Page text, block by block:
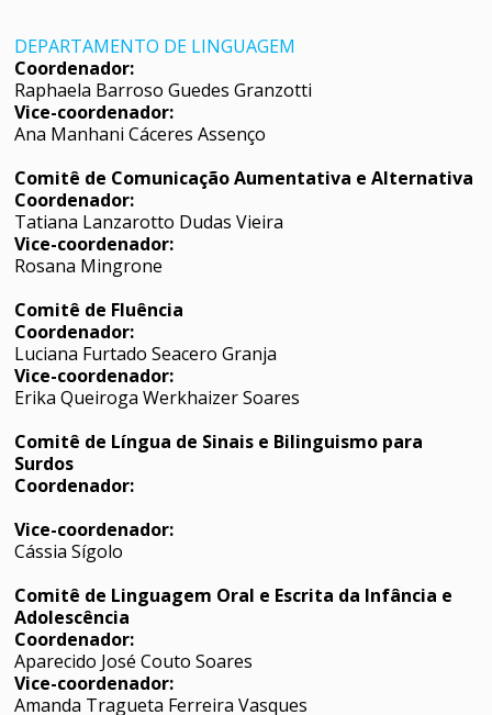
DEPARTAMENTO DE LINGUAGEM
Coordenador:
Raphaela Barroso Guedes Granzotti
Vice-coordenador:
Ana Manhani Cáceres Assenço
Comitê de Comunicação Aumentativa e Alternativa
Coordenador:
Tatiana Lanzarotto Dudas Vieira
Vice-coordenador:
Rosana Mingrone
Comitê de Fluência
Coordenador:
Luciana Furtado Seacero Granja
Vice-coordenador:
Erika Queiroga Werkhaizer Soares
Comitê de Língua de Sinais e Bilinguismo para
Surdos
Coordenador:
Vice-coordenador:
Cássia Sígolo
Comitê de Linguagem Oral e Escrita da Infância e
Adolescência
Coordenador:
Aparecido José Couto Soares
Vice-coordenador:
Amanda Tragueta Ferreira Vasques